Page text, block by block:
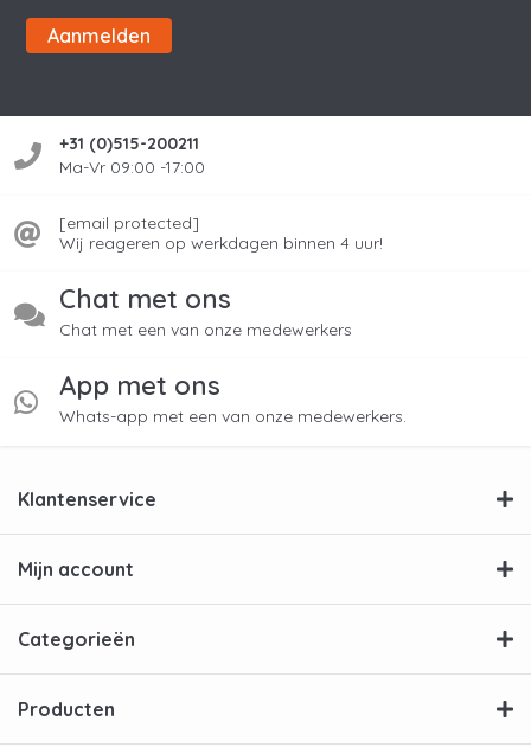
Aanmelden
+31 (0)515-200211
Ma-Vr 09:00 -17:00
[email protected]
Wij reageren op werkdagen binnen 4 uur!
Chat met ons
Chat met een van onze medewerkers
App met ons
Whats-app met een van onze medewerkers.
Klantenservice
Mijn account
Categorieën
Producten